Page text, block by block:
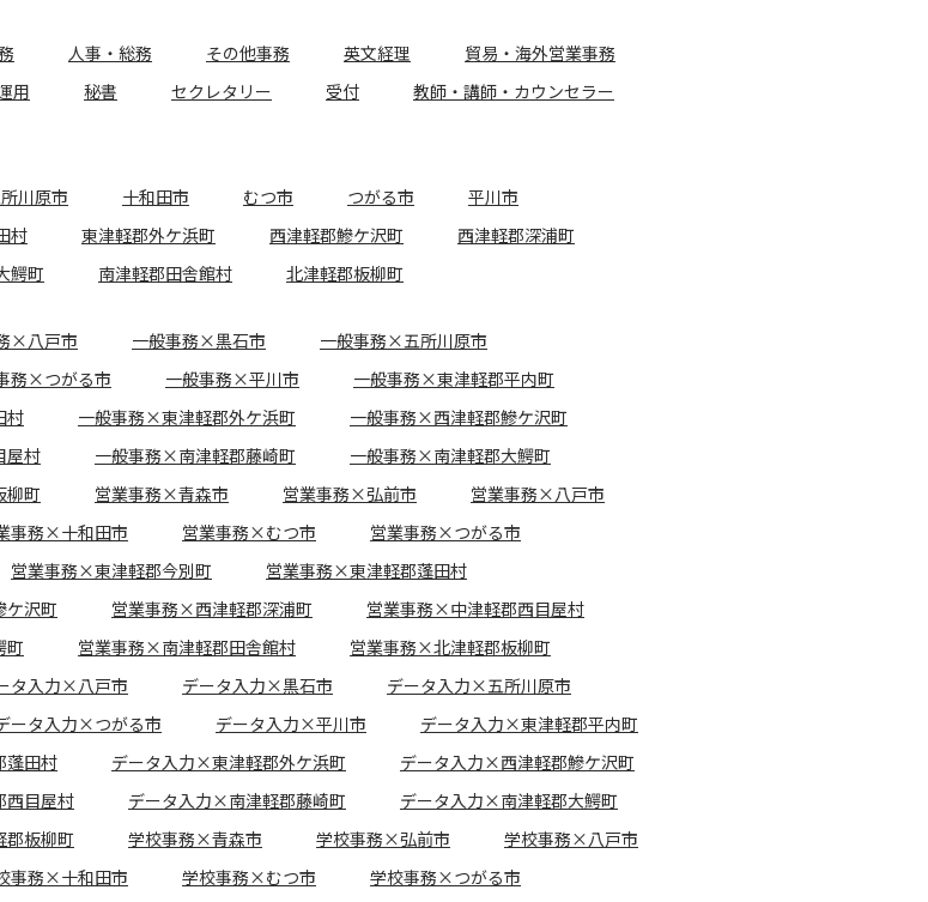
人事・総務 その他事務 英文経理
貿易・海外営業事務
用 秘書 セクレタリー 受付
教師・講師・カウンセラー
川原市 十和田市 むつ市 つがる市
平川市
村 東津軽郡外ケ浜町 西津軽郡鰺ケ沢町
西津軽郡深浦町
鰐町 南津軽郡田舎館村
北津軽郡板柳町
×八戸市 一般事務×黒石市
一般事務×五所川原市
務×つがる市 一般事務×平川市
一般事務×東津軽郡平内町
村 一般事務×東津軽郡外ケ浜町
一般事務×西津軽郡鰺ケ沢町
屋村 一般事務×南津軽郡藤崎町
一般事務×南津軽郡大鰐町
柳町 営業事務×青森市 営業事務×弘前市
営業事務×八戸市
事務×十和田市 営業事務×むつ市
営業事務×つがる市
営業事務×東津軽郡今別町
営業事務×東津軽郡蓬田村
沢町 営業事務×西津軽郡深浦町
営業事務×中津軽郡西目屋村
町 営業事務×南津軽郡田舎館村
営業事務×北津軽郡板柳町
タ入力×八戸市 データ入力×黒石市
データ入力×五所川原市
ータ入力×つがる市 データ入力×平川市
データ入力×東津軽郡平内町
蓬田村 データ入力×東津軽郡外ケ浜町
データ入力×西津軽郡鰺ケ沢町
西目屋村 データ入力×南津軽郡藤崎町
データ入力×南津軽郡大鰐町
板柳町 学校事務×青森市 学校事務×弘前市
学校事務×八戸市
事務×十和田市 学校事務×むつ市
学校事務×つがる市